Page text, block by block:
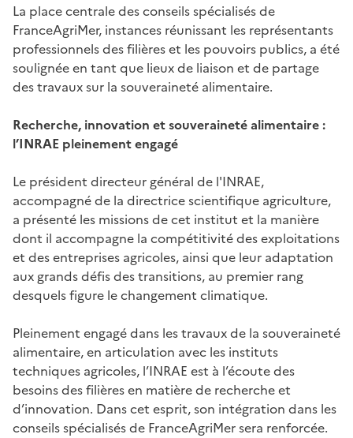
La place centrale des conseils spécialisés de
FranceAgriMer, instances réunissant les représentants
professionnels des filières et les pouvoirs publics, a été
soulignée en tant que lieux de liaison et de partage
des travaux sur la souveraineté alimentaire.
Recherche, innovation et souveraineté alimentaire :
l’INRAE pleinement engagé
Le président directeur général de l'INRAE,
accompagné de la directrice scientifique agriculture,
a présenté les missions de cet institut et la manière
dont il accompagne la compétitivité des exploitations
et des entreprises agricoles, ainsi que leur adaptation
aux grands défis des transitions, au premier rang
desquels figure le changement climatique.
Pleinement engagé dans les travaux de la souveraineté
alimentaire, en articulation avec les instituts
techniques agricoles, l’INRAE est à l’écoute des
besoins des filières en matière de recherche et
d’innovation. Dans cet esprit, son intégration dans les
conseils spécialisés de FranceAgriMer sera renforcée.